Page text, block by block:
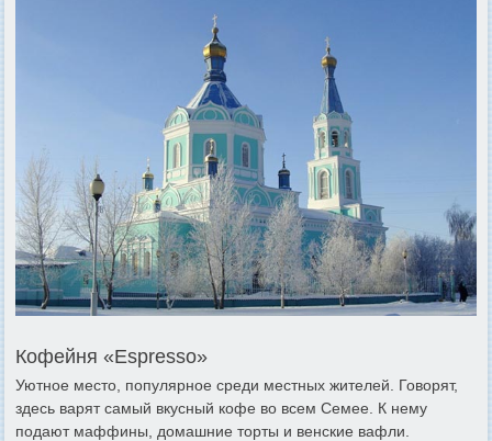
Кофейня «Espresso»
Уютное место, популярное среди местных жителей. Говорят,
здесь варят самый вкусный кофе во всем Семее. К нему
подают маффины, домашние торты и венские вафли.